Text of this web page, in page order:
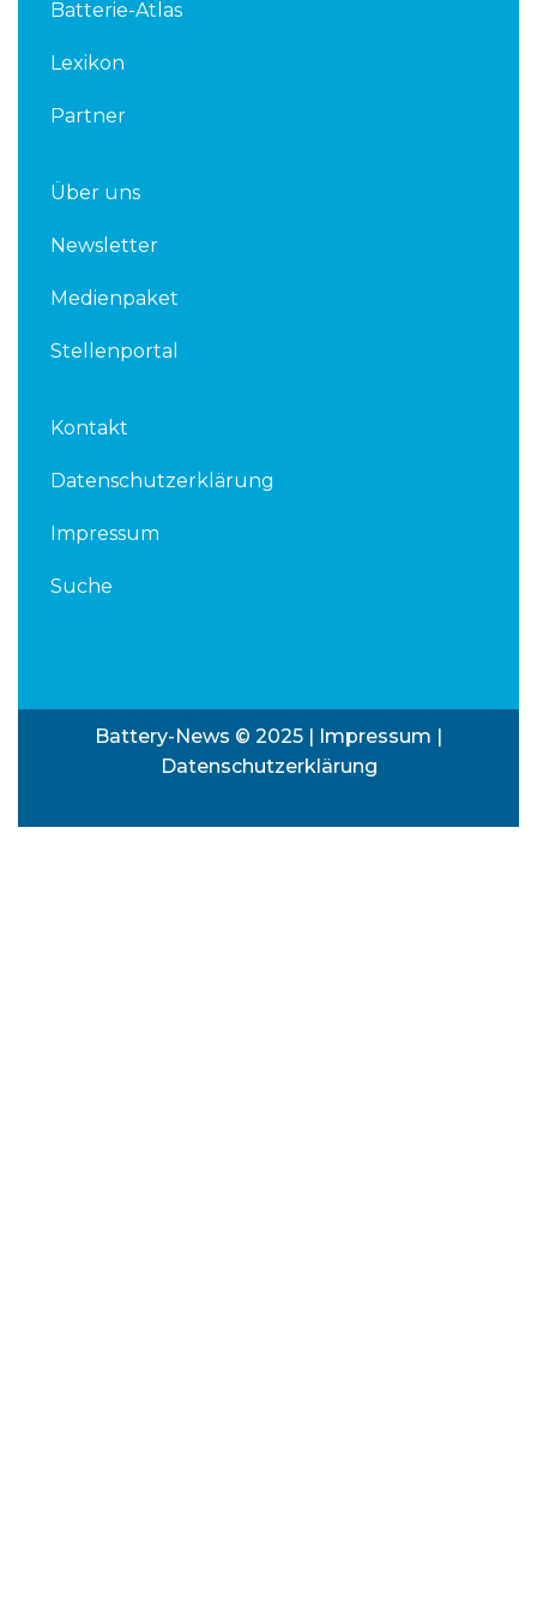
Batterie-Atlas
Lexikon
Partner
Über uns
Newsletter
Medienpaket
Stellenportal
Kontakt
Datenschutzerklärung
Impressum
Suche
Battery-News © 2025 | Impressum |
Datenschutzerklärung